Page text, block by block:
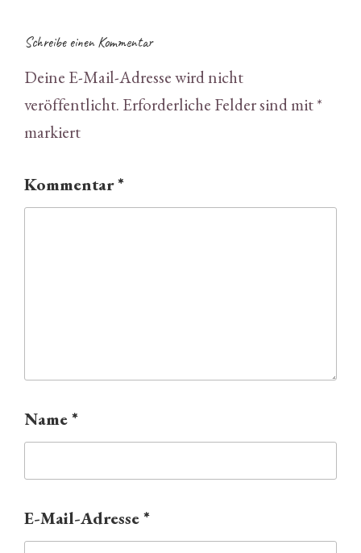
Schreibe einen Kommentar
Deine E-Mail-Adresse wird nicht
veröffentlicht. Erforderliche Felder sind mit*
markiert
Kommentar*
Name*
E-Mail-Adresse*